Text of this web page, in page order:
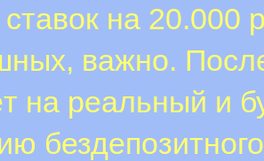
ставок на 20.000
важно.
на реальный и